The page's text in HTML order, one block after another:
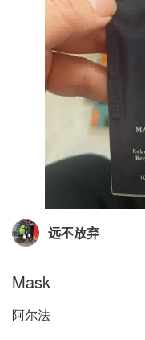
远不放弃
Mask
阿尔法